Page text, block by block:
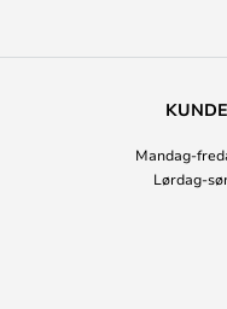
Mandag-
Lørdag-